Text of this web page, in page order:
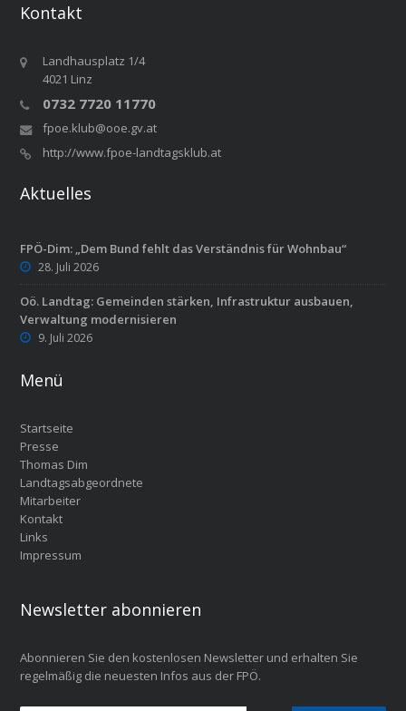
Kontakt
Landhausplatz 1/4
4021 Linz
0732 7720 11770
fpoe.klub@ooe.gv.at
http://www.fpoe-landtagsklub.at
Aktuelles
FPÖ-Dim: „Dem Bund fehlt das Verständnis für Wohnbau“
28. Juli 2026
Oö. Landtag: Gemeinden stärken, Infrastruktur ausbauen,
Verwaltung modernisieren
9. Juli 2026
Menü
Startseite
Presse
Thomas Dim
Landtagsabgeordnete
Mitarbeiter
Kontakt
Links
Impressum
Newsletter abonnieren
Abonnieren Sie den kostenlosen Newsletter und erhalten Sie
regelmäßig die neuesten Infos aus der FPÖ.